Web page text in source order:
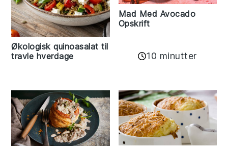
Økologisk quinoasalat til
travle hverdage
Mad Med Avocado
Opskrift
10 minutter